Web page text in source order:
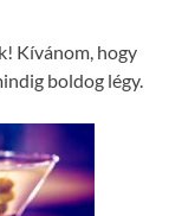
Kívánom, hogy
boldog légy.